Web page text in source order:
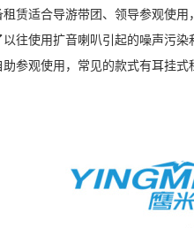
租赁适合导游带团、领导参观使
往使用扩音喇叭引起的噪声污
助参观使用，常见的款式有耳挂